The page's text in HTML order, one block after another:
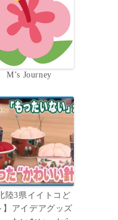
M’s Journey
陸3県イイトコど
】アイデアグッズ